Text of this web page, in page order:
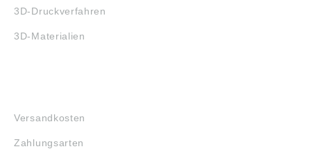
3D-Druckverfahren
3D-Materialien
Versandkosten
Zahlungsarten